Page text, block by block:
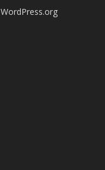
WordPress.org